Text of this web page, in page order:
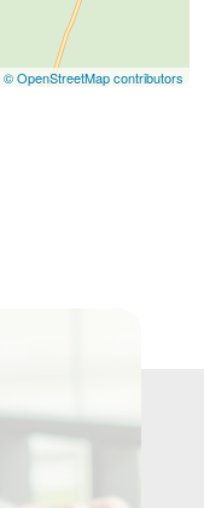
© OpenStreetMap contributors